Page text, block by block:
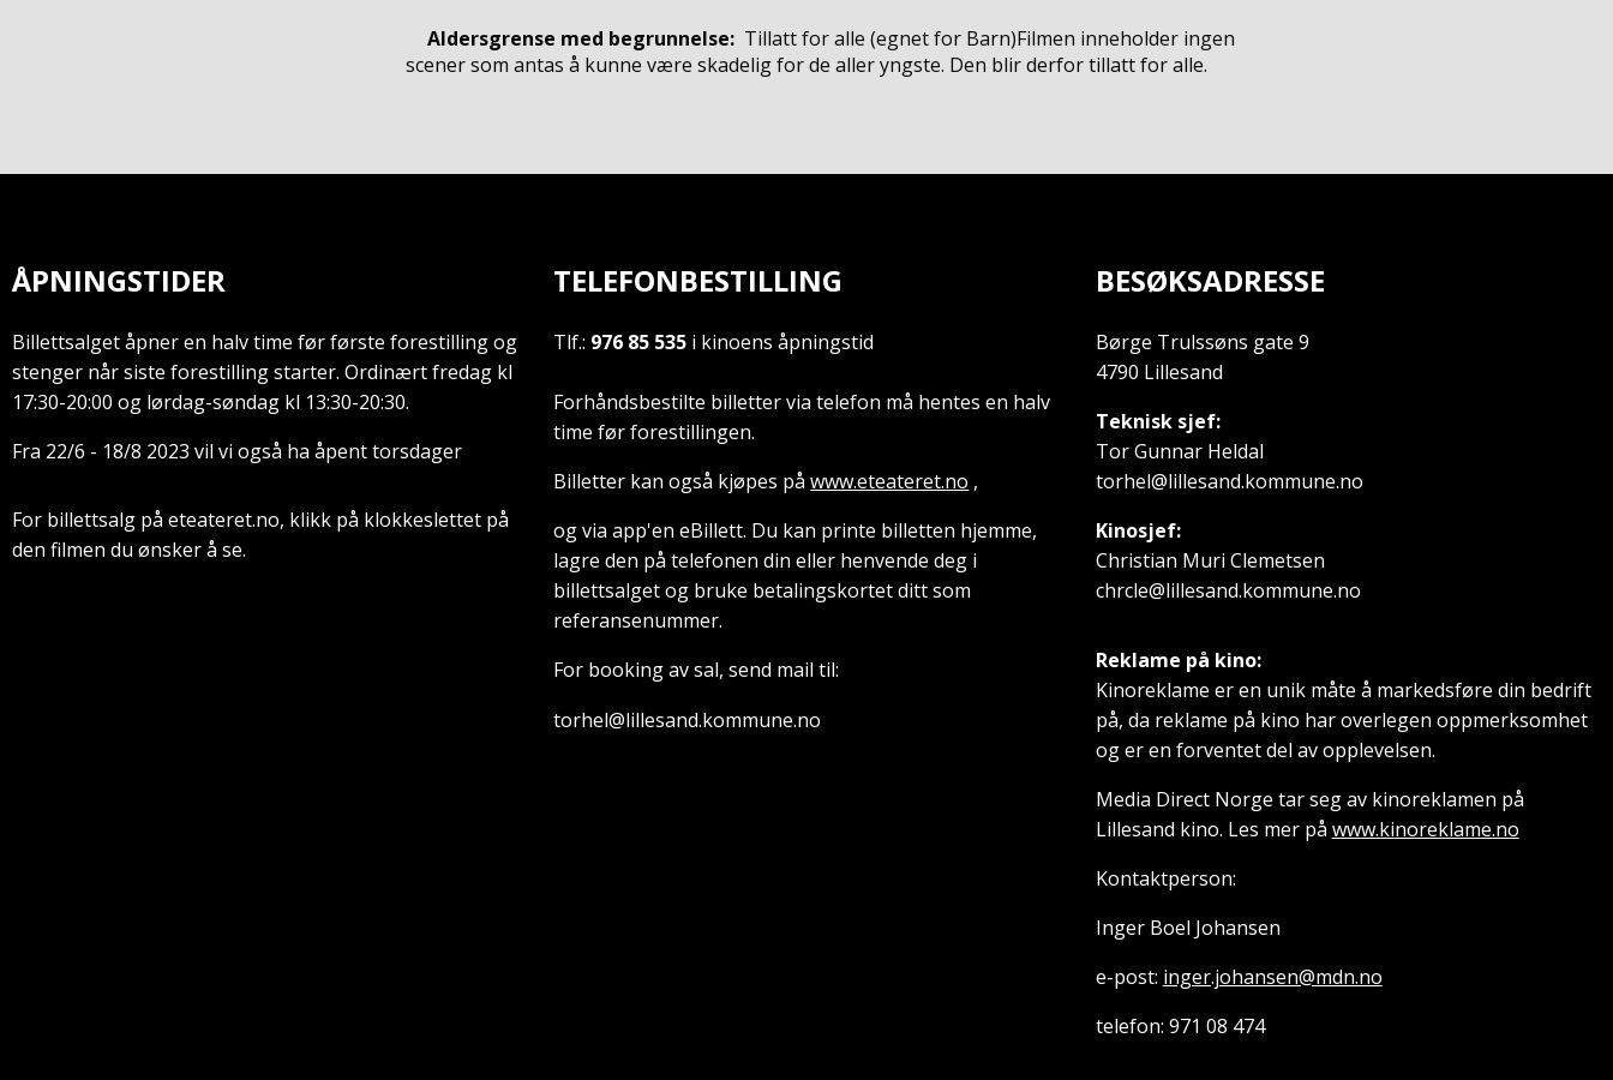
Aldersgrense med begrunnelse: Tillatt for alle (egnet for Barn)Filmen inneholder ingen
scener som antas å kunne være skadelig for de aller yngste. Den blir derfor tillatt for alle.
ÅPNINGSTIDER
Billettsalget åpner en halv time før første forestilling og
stenger når siste forestilling starter. Ordinært fredag kl
17:30-20:00 og lørdag-søndag kl 13:30-20:30.
Fra 22/6 - 18/8 2023 vil vi også ha åpent torsdager
For billettsalg på eteateret.no, klikk på klokkeslettet på
den filmen du ønsker å se.
TELEFONBESTILLING
Tlf.: 976 85 535 i kinoens åpningstid
Forhåndsbestilte billetter via telefon må hentes en halv
time før forestillingen.
Billetter kan også kjøpes påwww.eteateret.no ,
og via app'en eBillett. Du kan printe billetten hjemme,
lagre den på telefonen din eller henvende deg i
billettsalget og bruke betalingskortet ditt som
referansenummer.
For booking av sal, send mail til:
torhel@lillesand.kommune.no
BESØKSADRESSE
Børge Trulssøns gate 9
4790 Lillesand
Teknisk sjef:
Tor Gunnar Heldal
torhel@lillesand.kommune.no
Kinosjef:
Christian Muri Clemetsen
chrcle@lillesand.kommune.no
Reklame på kino:
Kinoreklame er en unik måte å markedsføre din bedrift
på, da reklame på kino har overlegen oppmerksomhet
og er en forventet del av opplevelsen.
Media Direct Norge tar seg av kinoreklamen på
Lillesand kino. Les mer på www.kinoreklame.no
Kontaktperson:
Inger Boel Johansen
e-post: inger.johansen@mdn.no
telefon: 971 08 474